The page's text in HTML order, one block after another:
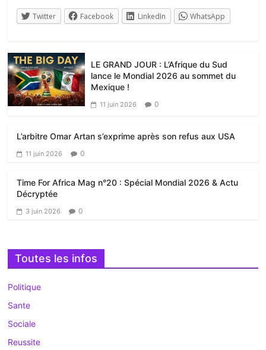
Twitter Facebook LinkedIn WhatsApp
LE GRAND JOUR : L’Afrique du Sud
lance le Mondial 2026 au sommet du
Mexique !
11 juin 2026 0
L’arbitre Omar Artan s’exprime après son refus aux USA
11 juin 2026 0
Time For Africa Mag n°20 : Spécial Mondial 2026 & Actu
Décryptée
3 juin 2026 0
Toutes les infos
Politique
Sante
Sociale
Reussite